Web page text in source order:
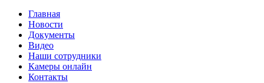
Главная
Новости
Документы
Видео
Наши сотрудники
Камеры онлайн
Контакты